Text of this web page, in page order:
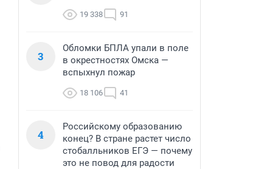
19 338 91
3
Обломки БПЛА упали в поле
в окрестностях Омска —
вспыхнул пожар
18 106 41
4
Российскому образованию
конец? В стране растет число
стобалльников ЕГЭ — почему
это не повод для радости